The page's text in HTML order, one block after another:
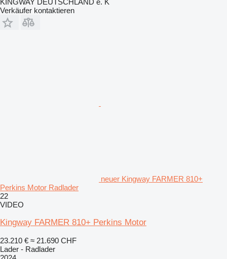
Verkäufer kontaktieren
neuer Kingway FARMER 810+
Perkins Motor Radlader
22
VIDEO
Kingway FARMER 810+ Perkins Motor
23.210 € ≈ 21.690 CHF
Lader - Radlader